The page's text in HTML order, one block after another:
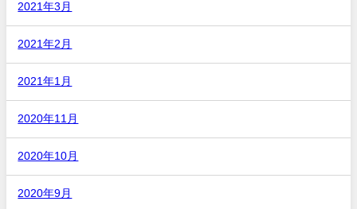
2021年3月
2021年2月
2021年1月
2020年11月
2020年10月
2020年9月